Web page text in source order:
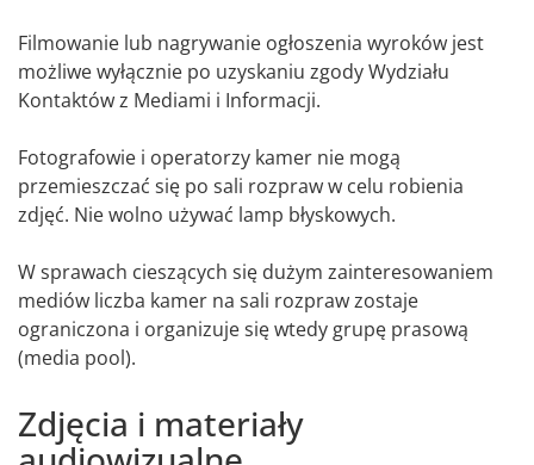
Filmowanie lub nagrywanie ogłoszenia wyroków jest
możliwe wyłącznie po uzyskaniu zgody Wydziału
Kontaktów z Mediami i Informacji.
Fotografowie i operatorzy kamer nie mogą
przemieszczać się po sali rozpraw w celu robienia
zdjęć. Nie wolno używać lamp błyskowych.
W sprawach cieszących się dużym zainteresowaniem
mediów liczba kamer na sali rozpraw zostaje
ograniczona i organizuje się wtedy grupę prasową
(media pool).
Zdjęcia i materiały